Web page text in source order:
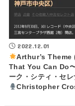
2022.12.01
Arthur’s Theme
That You Can Do
ーク・シティ・セ
Christopher